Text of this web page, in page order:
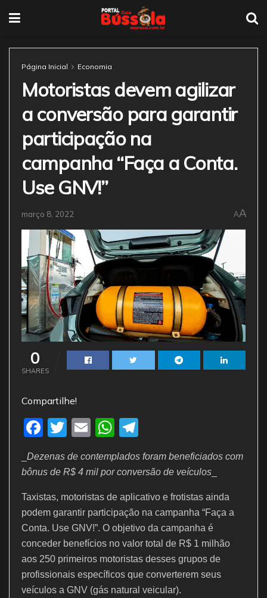
Página Inicial Economia
Motoristas devem agilizar
a conversão para garantir
participação na
campanha “Faça a Conta.
Use GNV!”
março 8, 2022 AA
0
SHARES
Compartilhe!
F
c
b
o
o
k
T
w
itt
E
ai
W
h
at
A
p
p
el
e
a
m
Dezenas de contemplados foram beneficiados com
bônus de R$ 4 mil por conversão de veículos
Taxistas, motoristas de aplicativo e frotistas ainda
podem garantir participação na campanha “Faça a
Conta. Use GNV!”. O objetivo da campanha é
conceder benefícios no valor total de R$ 1 milhão
aos 250 primeiros motoristas desses grupos de
profissionais específicos que converterem seus
veículos a GNV (gás natural veicular).